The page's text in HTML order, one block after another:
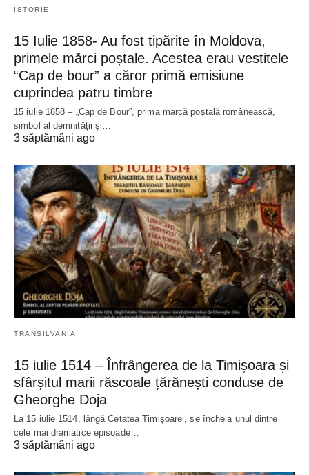
ISTORIE
15 Iulie 1858- Au fost tipărite în Moldova,
primele mărci poștale. Acestea erau vestitele
“Cap de bour” a căror primă emisiune
cuprindea patru timbre
15 iulie 1858 – „Cap de Bour”, prima marcă poștală românească,
simbol al demnității și…
3 săptămâni ago
TRANSILVANIA
15 iulie 1514 – Înfrângerea de la Timișoara și
sfârșitul marii răscoale țărănești conduse de
Gheorghe Doja
La 15 iulie 1514, lângă Cetatea Timișoarei, se încheia unul dintre
cele mai dramatice episoade…
3 săptămâni ago